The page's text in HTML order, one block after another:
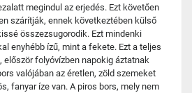
megindul az erjedés. Ezt követően
szárítják, ennek következtében külső
összezsugorodik. Ezt mindenki
enyhébb ízű, mint a fekete. Ezt a teljes
először folyóvízben napokig áztatnak
valójában az éretlen, zöld szemeket
fanyar íze van. A piros bors, mely nem